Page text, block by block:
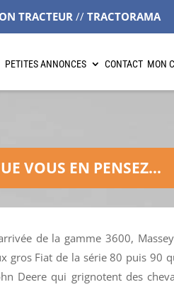
TRACTEUR// TRACTORAMA
PETITES ANNONCES CONTACT MON
VOUS EN PENSEZ…
de la gamme 3600,
gros Fiat de la série 80 puis 90
Deere qui grignotent des